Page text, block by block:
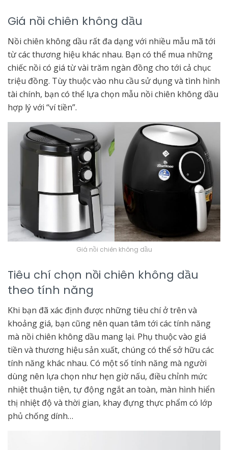
Giá nồi chiên không dầu
Nồi chiên không dầu rất đa dạng với nhiều mẫu mã tới
từ các thương hiệu khác nhau. Bạn có thể mua những
chiếc nồi có giá từ vài trăm ngàn đồng cho tới cả chục
triệu đồng. Tùy thuộc vào nhu cầu sử dụng và tình hình
tài chính, bạn có thể lựa chọn mẫu nồi chiên không dầu
hợp lý với “ví tiền”.
Giá nồi chiên không dầu
Tiêu chí chọn nồi chiên không dầu
theo tính năng
Khi bạn đã xác định được những tiêu chí ở trên và
khoảng giá, bạn cũng nên quan tâm tới các tính năng
mà nồi chiên không dầu mang lại. Phụ thuộc vào giá
tiền và thương hiệu sản xuất, chúng có thể sở hữu các
tính năng khác nhau. Có một số tính năng mà người
dùng nên lựa chọn như hẹn giờ nấu, điều chỉnh mức
nhiệt thuận tiện, tự động ngắt an toàn, màn hình hiển
thị nhiệt độ và thời gian, khay đựng thực phẩm có lớp
phủ chống dính…